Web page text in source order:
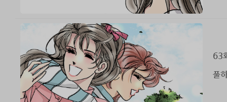
63
풀